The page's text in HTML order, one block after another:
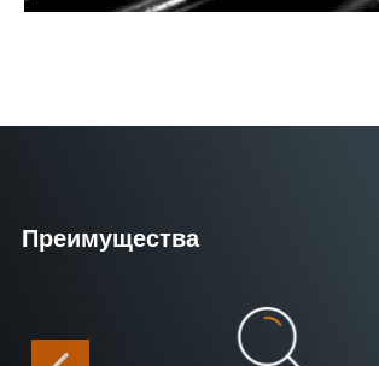
Преимущества